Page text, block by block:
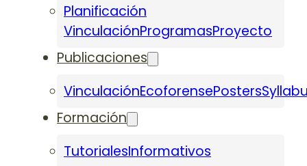
Planificación
VinculaciónProgramasProyecto
Publicaciones
VinculaciónEcoforensePosters
Formación
TutorialesInformativos